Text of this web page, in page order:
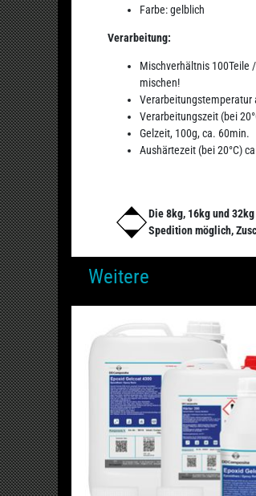
Farbe: gelblich
Verarbeitung:
Mischverhältnis 100Teile
mischen!
Verarbeitungstemperatur
Verarbeitungszeit (bei
Gelzeit, 100g, ca. 60min.
Aushärtezeit (bei 20°C)
Die 8kg, 16kg und
Spedition möglich,
Weitere